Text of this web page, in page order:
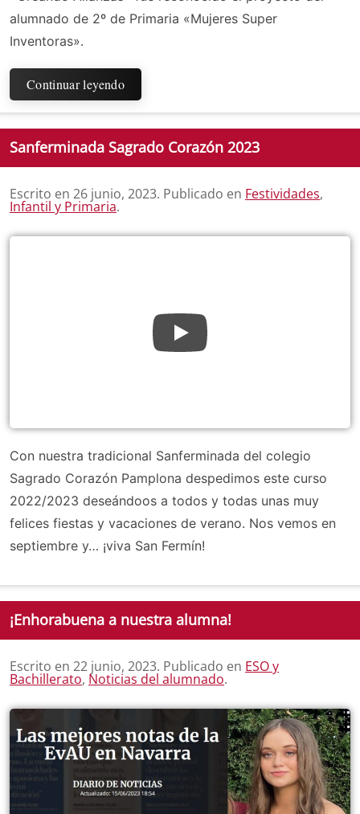
alumnado de 2º de Primaria «Mujeres Super
Inventoras».
Continuar leyendo
Sanferminada Sagrado Corazón 2023
Escrito en 26 junio, 2023. Publicado en Festividades,
Infantil y Primaria.
Con nuestra tradicional Sanferminada del colegio
Sagrado Corazón Pamplona despedimos este curso
2022/2023 deseándoos a todos y todas unas muy
felices fiestas y vacaciones de verano. Nos vemos en
septiembre y… ¡viva San Fermín!
¡Enhorabuena a nuestra alumna!
Escrito en 22 junio, 2023. Publicado en ESO y
Bachillerato, Noticias del alumnado.